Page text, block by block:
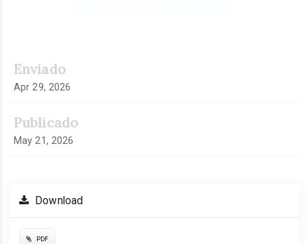
Enviado
Apr 29, 2026
Publicado
May 21, 2026
Download
PDF